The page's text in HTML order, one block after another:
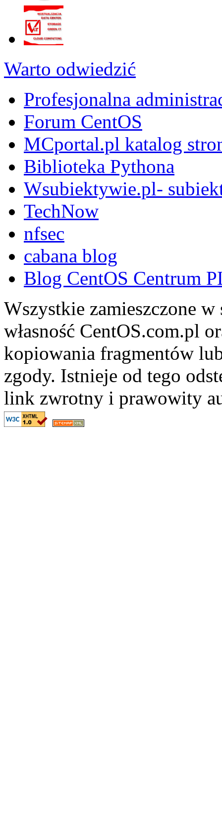
Warto odwiedzić
Profesjonalna
Forum CentOS
MCportal.pl katalog
Biblioteka Pythona
Wsubiektywie.pl-
TechNow
nfsec
cabana blog
Blog CentOS Centrum
Wszystkie zamieszczone
własność CentOS.com.pl
kopiowania fragmentów
zgody. Istnieje od tego
link zwrotny i prawowity